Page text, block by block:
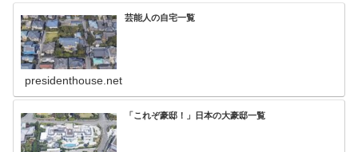
芸能人の自宅一覧
presidenthouse.net
「これぞ豪邸！」日本の大豪邸一覧